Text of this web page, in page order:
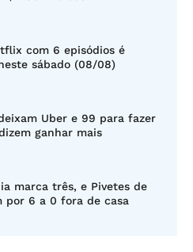
com 6 episódios é
sábado (08/08)
Uber e 99 para fazer
ganhar mais
marca três, e Pivetes de
por 6 a 0 fora de casa